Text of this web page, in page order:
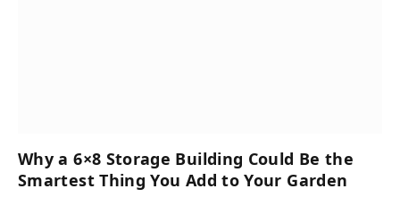
Why a 6×8 Storage Building Could Be the
Smartest Thing You Add to Your Garden